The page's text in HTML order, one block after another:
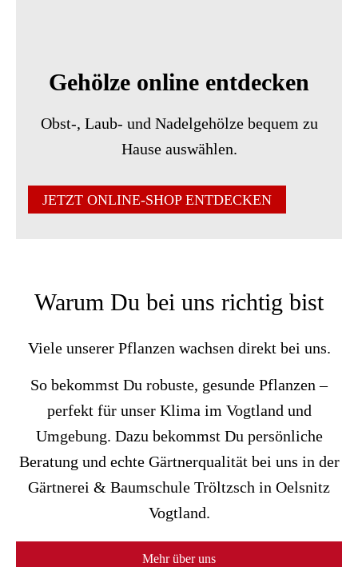
Gehölze online entdecken
Obst-, Laub- und Nadelgehölze bequem zu
Hause auswählen.
JETZT ONLINE-SHOP ENTDECKEN
Warum Du bei uns richtig bist
Viele unserer Pflanzen wachsen direkt bei uns.
So bekommst Du robuste, gesunde Pflanzen –
perfekt für unser Klima im Vogtland und
Umgebung. Dazu bekommst Du persönliche
Beratung und echte Gärtnerqualität bei uns in der
Gärtnerei & Baumschule Tröltzsch in Oelsnitz
Vogtland.
Mehr über uns